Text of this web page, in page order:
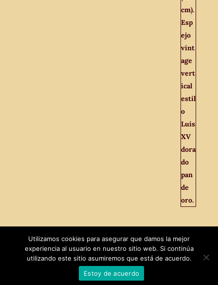
MaxTech| El Viejo Odeón © 2021
Utilizamos cookies para asegurar que damos la mejor
experiencia al usuario en nuestro sitio web. Si continúa
utilizando este sitio asumiremos que está de acuerdo.
Estoy de acuerdo